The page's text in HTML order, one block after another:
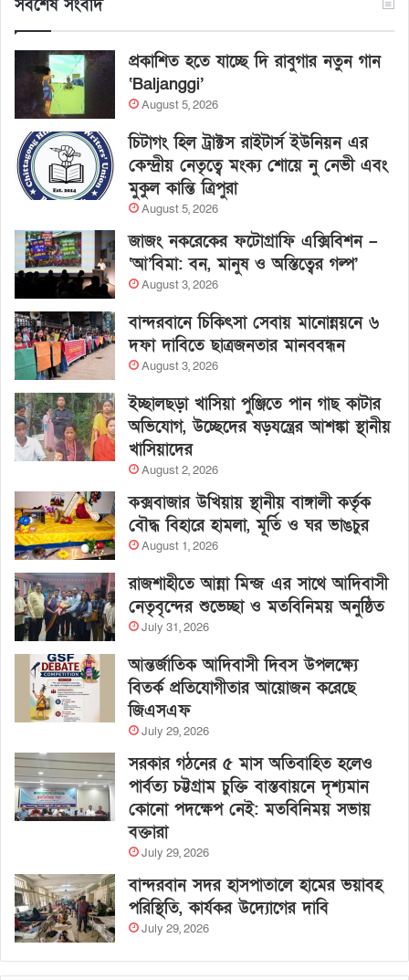
সর্বশেষ সংবাদ
প্রকাশিত হতে যাচ্ছে দি রাবুগার নতুন গান
‘Baljanggi’
August 5, 2026
চিটাগং হিল ট্রাক্টস রাইটার্স ইউনিয়ন এর
কেন্দ্রীয় নেতৃত্বে মংক্য শোয়ে নু নেভী এবং
মুকুল কান্তি ত্রিপুরা
August 5, 2026
জাজং নকরেকের ফটোগ্রাফি এক্সিবিশন –
‘আ’বিমা: বন, মানুষ ও অস্তিত্বের গল্প’
August 3, 2026
বান্দরবানে চিকিৎসা সেবায় মানোন্নয়নে ৬
দফা দাবিতে ছাত্রজনতার মানববন্ধন
August 3, 2026
ইচ্ছালছড়া খাসিয়া পুঞ্জিতে পান গাছ কাটার
অভিযোগ, উচ্ছেদের ষড়যন্ত্রের আশঙ্কা স্থানীয়
খাসিয়াদের
August 2, 2026
কক্সবাজার উখিয়ায় স্থানীয় বাঙ্গালী কর্তৃক
বৌদ্ধ বিহারে হামলা, মূর্তি ও ঘর ভাঙচুর
August 1, 2026
রাজশাহীতে আন্না মিন্জ এর সাথে আদিবাসী
নেতৃবৃন্দের শুভেচ্ছা ও মতবিনিময় অনুষ্ঠিত
July 31, 2026
আন্তর্জাতিক আদিবাসী দিবস উপলক্ষ্যে
বিতর্ক প্রতিযোগীতার আয়োজন করেছে
জিএসএফ
July 29, 2026
সরকার গঠনের ৫ মাস অতিবাহিত হলেও
পার্বত্য চট্টগ্রাম চুক্তি বাস্তবায়নে দৃশ্যমান
কোনো পদক্ষেপ নেই: মতবিনিময় সভায়
বক্তারা
July 29, 2026
বান্দরবান সদর হাসপাতালে হামের ভয়াবহ
পরিস্থিতি, কার্যকর উদ্যোগের দাবি
July 29, 2026